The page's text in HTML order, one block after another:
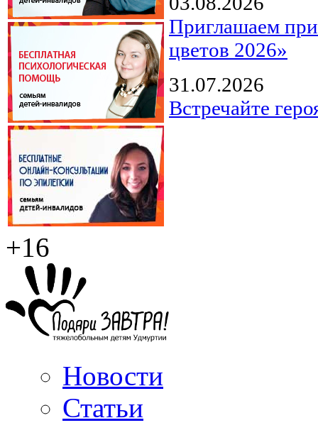
Приглашаем
цветов 2026»
31.07.2026
Встречайте
+16
Новости
Статьи